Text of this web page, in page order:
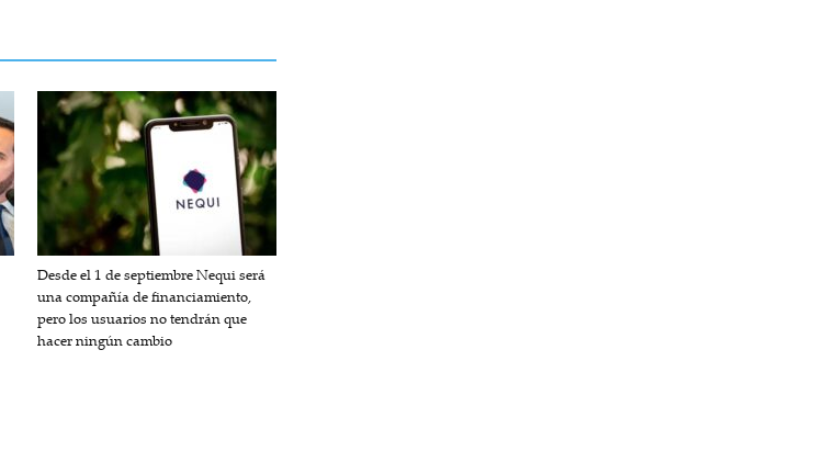
Desde el 1 de septiembre Nequi será
una compañía de financiamiento,
pero los usuarios no tendrán que
hacer ningún cambio